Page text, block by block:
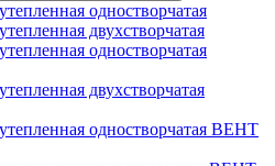
одностворчатая
двухстворчатая
одностворчатая
двухстворчатая
одностворчатая ВЕНТ